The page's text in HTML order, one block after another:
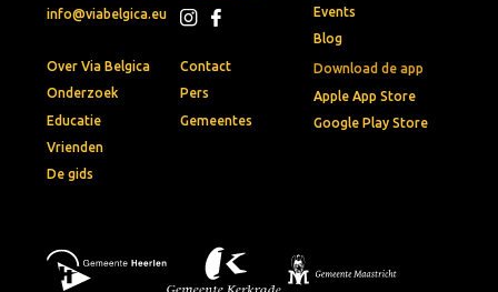
info@viabelgica.eu
Download de app
Apple App Store
Google Play Store
Events
Blog
Over Via Belgica
Onderzoek
Educatie
Vrienden
De gids
Contact
Pers
Gemeentes